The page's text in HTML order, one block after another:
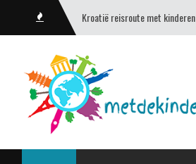
Kroatië reisroute met kinderen